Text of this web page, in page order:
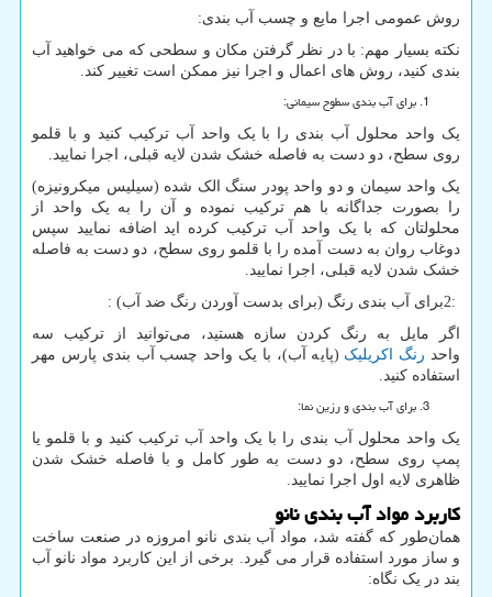
روش عمومی اجرا مایع و چسب آب بندی:
نکته بسیار مهم: با در نظر گرفتن مکان و سطحی که می خواهید آب
بندی کنید، روش های اعمال و اجرا نیز ممکن است تغییر کند.
برای آب بندی سطوح سیمانی:
یک واحد محلول آب بندی را با یک واحد آب ترکیب کنید و با قلمو
روی سطح، دو دست به فاصله خشک شدن لایه قبلی، اجرا نمایید.
یک واحد سیمان و دو واحد پودر سنگ الک شده (سیلیس میکرونیزه)
را بصورت جداگانه با هم ترکیب نموده و آن را به یک واحد از
محلولتان که با یک واحد آب ترکیب کرده اید اضافه نمایید سپس
دوغاب روان به دست آمده را با قلمو روی سطح، دو دست به فاصله
خشک شدن لایه قبلی، اجرا نمایید.
2:برای آب بندی رنگ (برای بدست آوردن رنگ ضد آب) :
اگر مایل به رنگ کردن سازه هستید، می‌توانید از ترکیب سه
واحد رنگ اکریلیک (پایه آب)، با یک واحد چسب آب بندی پارس مهر
استفاده کنید.
برای آب بندی و رزین نما:
یک واحد محلول آب بندی را با یک واحد آب ترکیب کنید و با قلمو یا
پمپ روی سطح، دو دست به طور کامل و با فاصله خشک شدن
ظاهری لایه اول اجرا نمایید.
کاربرد مواد آب بندی نانو
همان‌طور که گفته شد، مواد آب بندی نانو امروزه در صنعت ساخت
و ساز مورد استفاده قرار می گیرد. برخی از این کاربرد‌ مواد نانو آب
بند در یک نگاه: